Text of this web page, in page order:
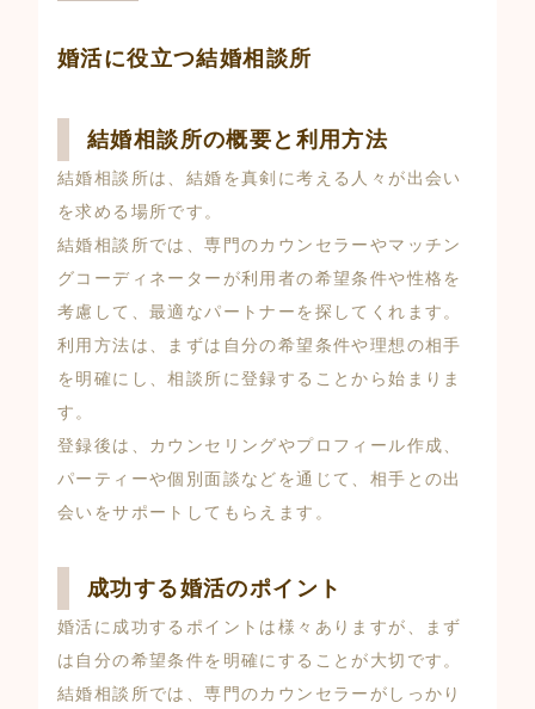
婚活に役立つ結婚相談所
結婚相談所の概要と利用方法
結婚相談所は、結婚を真剣に考える人々が出会い
を求める場所です。
結婚相談所では、専門のカウンセラーやマッチン
グコーディネーターが利用者の希望条件や性格を
考慮して、最適なパートナーを探してくれます。
利用方法は、まずは自分の希望条件や理想の相手
を明確にし、相談所に登録することから始まりま
す。
登録後は、カウンセリングやプロフィール作成、
パーティーや個別面談などを通じて、相手との出
会いをサポートしてもらえます。
成功する婚活のポイント
婚活に成功するポイントは様々ありますが、まず
は自分の希望条件を明確にすることが大切です。
結婚相談所では、専門のカウンセラーがしっかり